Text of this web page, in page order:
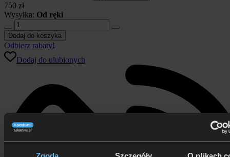
750 zł
Wysyłka: Od ręki
ilość
Poduszka
TEMPUR
Comfort
PureClean™
Dodaj do koszyka
Odbierz rabaty!
Dodaj do ulubionych